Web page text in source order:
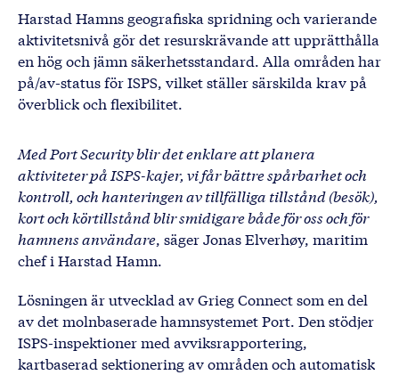
Harstad Hamns geografiska spridning och varierande
aktivitetsnivå gör det resurskrävande att upprätthålla
en hög och jämn säkerhetsstandard. Alla områden har
på/av-status för ISPS, vilket ställer särskilda krav på
överblick och flexibilitet.
Med Port Security blir det enklare att planera
aktiviteter på ISPS-kajer, vi får bättre spårbarhet och
kontroll, och hanteringen av tillfälliga tillstånd (besök),
kort och körtillstånd blir smidigare både för oss och för
hamnens användare, säger Jonas Elverhøy, maritim
chef i Harstad Hamn.
Lösningen är utvecklad av Grieg Connect som en del
av det molnbaserade hamnsystemet Port. Den stödjer
ISPS-inspektioner med avviksrapportering,
kartbaserad sektionering av områden och automatisk